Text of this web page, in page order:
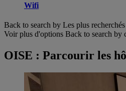
Wifi
Back to search by Les plus recherchés
Voir plus d'options Back to search by
OISE : Parcourir les